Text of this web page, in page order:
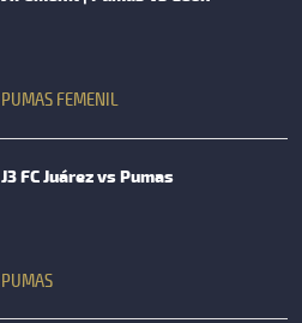
PUMAS FEMENIL
J3 FC Juárez vs Pumas
PUMAS